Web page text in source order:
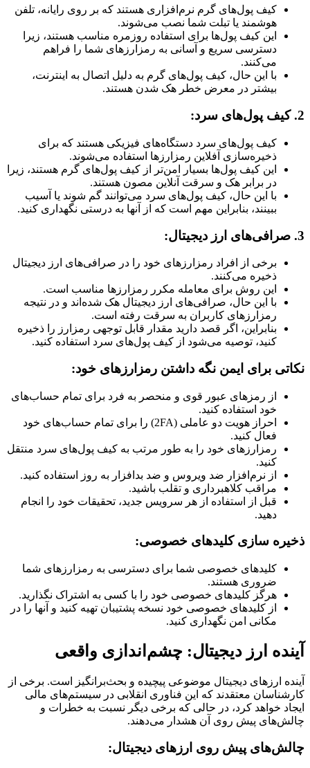
کیف پول‌های گرم نرم‌افزاری هستند که بر روی رایانه، تلفن
هوشمند یا تبلت شما نصب می‌شوند.
این کیف پول‌ها برای استفاده روزمره مناسب هستند، زیرا
دسترسی سریع و آسانی به رمزارزهای شما را فراهم
می‌کنند.
با این حال، کیف پول‌های گرم به دلیل اتصال به اینترنت،
بیشتر در معرض خطر هک شدن هستند.
2. کیف پول‌های سرد:
کیف پول‌های سرد دستگاه‌های فیزیکی هستند که برای
ذخیره‌سازی آفلاین رمزارزها استفاده می‌شوند.
این کیف پول‌ها بسیار امن‌تر از کیف پول‌های گرم هستند، زیرا
در برابر هک و سرقت آنلاین مصون هستند.
با این حال، کیف پول‌های سرد می‌توانند گم شوند یا آسیب
ببینند، بنابراین مهم است که از آنها به درستی نگهداری کنید.
3. صرافی‌های ارز دیجیتال:
برخی از افراد رمزارزهای خود را در صرافی‌های ارز دیجیتال
ذخیره می‌کنند.
این روش برای معامله مکرر رمزارزها مناسب است.
با این حال، صرافی‌های ارز دیجیتال هک شده‌اند و در نتیجه
رمزارزهای کاربران به سرقت رفته است.
بنابراین، اگر قصد دارید مقدار قابل توجهی رمزارز را ذخیره
کنید، توصیه می‌شود از کیف پول‌های سرد استفاده کنید.
نکاتی برای ایمن نگه داشتن رمزارزهای خود:
از رمزهای عبور قوی و منحصر به فرد برای تمام حساب‌های
خود استفاده کنید.
احراز هویت دو عاملی (2FA) را برای تمام حساب‌های خود
فعال کنید.
رمزارزهای خود را به طور مرتب به کیف پول‌های سرد منتقل
کنید.
از نرم‌افزار ضد ویروس و ضد بدافزار به روز استفاده کنید.
مراقب کلاهبرداری و تقلب باشید.
قبل از استفاده از هر سرویس جدید، تحقیقات خود را انجام
دهید.
ذخیره سازی کلیدهای خصوصی:
کلیدهای خصوصی شما برای دسترسی به رمزارزهای شما
ضروری هستند.
هرگز کلیدهای خصوصی خود را با کسی به اشتراک نگذارید.
از کلیدهای خصوصی خود نسخه پشتیبان تهیه کنید و آنها را در
مکانی امن نگهداری کنید.
آینده ارز دیجیتال: چشم‌اندازی واقعی
آینده ارزهای دیجیتال موضوعی پیچیده و بحث‌برانگیز است. برخی از
کارشناسان معتقدند که این فناوری انقلابی در سیستم‌های مالی
ایجاد خواهد کرد، در حالی که برخی دیگر نسبت به خطرات و
چالش‌های پیش روی آن هشدار می‌دهند.
چالش‌های پیش روی ارزهای دیجیتال: